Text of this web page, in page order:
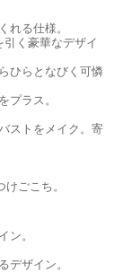
れる仕様。
く豪華なデザイ
ひらとなびく可憐
プラス。
ストをメイク。寄
ごこち。
ン。
デザイン。